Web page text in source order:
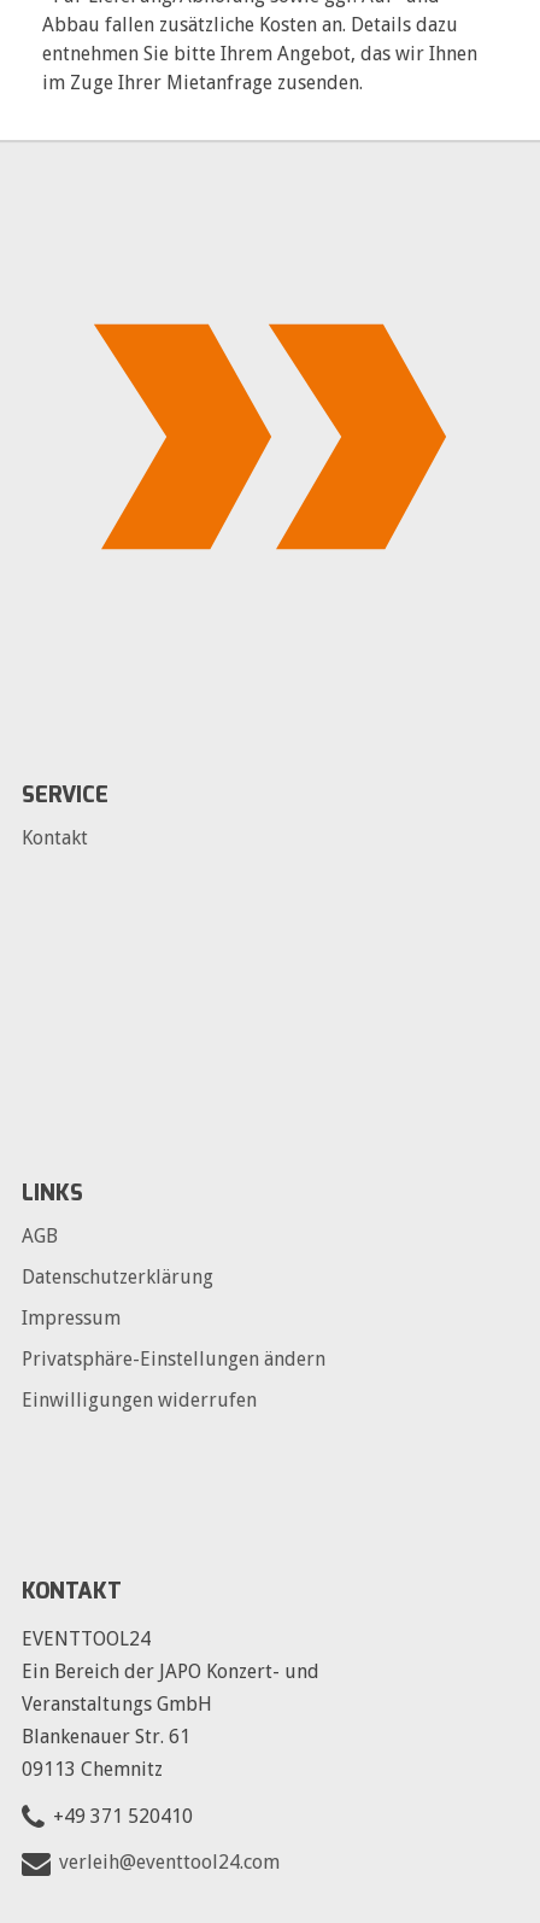
Abbau fallen zusätzliche Kosten an. Details dazu
entnehmen Sie bitte Ihrem Angebot, das wir Ihnen
im Zuge Ihrer Mietanfrage zusenden.
SERVICE
Kontakt
LINKS
AGB
Datenschutzerklärung
Impressum
Privatsphäre-Einstellungen ändern
Einwilligungen widerrufen
KONTAKT
EVENTTOOL24
Ein Bereich der JAPO Konzert- und
Veranstaltungs GmbH
Blankenauer Str. 61
09113 Chemnitz
+49 371 520410
verleih@eventtool24.com